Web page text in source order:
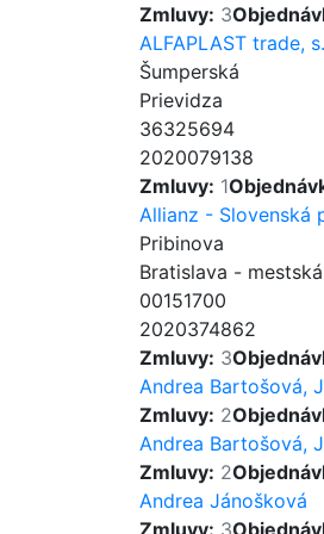
Zmluvy: 3
ALFAPLAST trade,
Šumperská
Prievidza
36325694
2020079138
Zmluvy: 1
Allianz - Slovenská
Pribinova
Bratislava -
00151700
2020374862
Zmluvy: 3
Andrea Bartošová,
Zmluvy: 2
Andrea Bartošová,
Zmluvy: 2
Andrea Jánošková
Zmluvy: 3